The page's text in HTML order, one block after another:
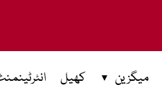
میگزین کھیل